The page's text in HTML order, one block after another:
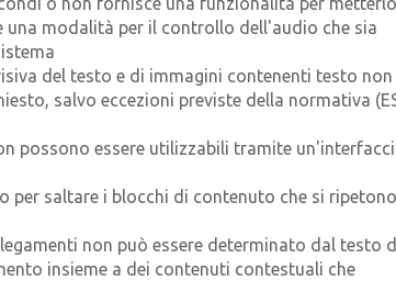
modalità per il controllo dell'audio che sia
del testo e di immagini contenenti testo non
salvo eccezioni previste della normativa
possono essere utilizzabili tramite
per saltare i blocchi di contenuto che si
non può essere determinato dal testo
insieme a dei contenuti contestuali che